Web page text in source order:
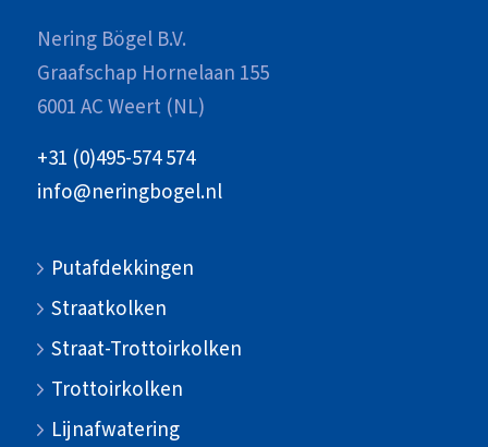
Nering Bögel B.V.
Graafschap Hornelaan 155
6001 AC Weert (NL)
+31 (0)495-574 574
info@neringbogel.nl
Putafdekkingen
Straatkolken
Straat-Trottoirkolken
Trottoirkolken
Lijnafwatering